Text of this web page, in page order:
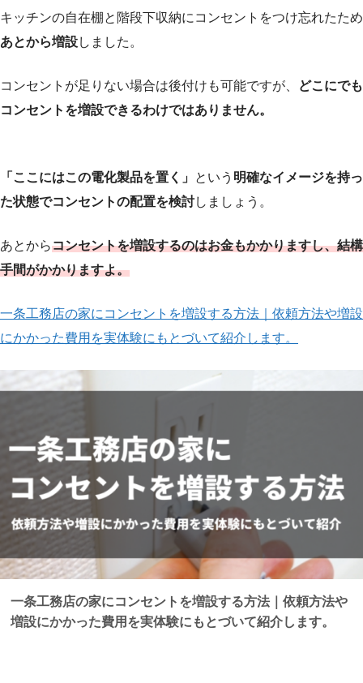
キッチンの自在棚と階段下収納にコンセントをつけ忘れたため
あとから増設しました。
コンセントが足りない場合は後付けも可能ですが、
どこにでも
コンセントを増設できるわけではありません。
「ここにはこの電化製品を置く」 という 明確なイメージを持っ
た状態でコンセントの配置を検討しましょう。
あとからコンセントを増設するのはお金もかかりますし、結構
手間がかかりますよ。
一条工務店の家にコンセントを増設する方法｜依頼方法や増設
にかかった費用を実体験にもとづいて紹介します。
一条工務店の家にコンセントを増設する方法｜依頼方法や
増設にかかった費用を実体験にもとづいて紹介します。